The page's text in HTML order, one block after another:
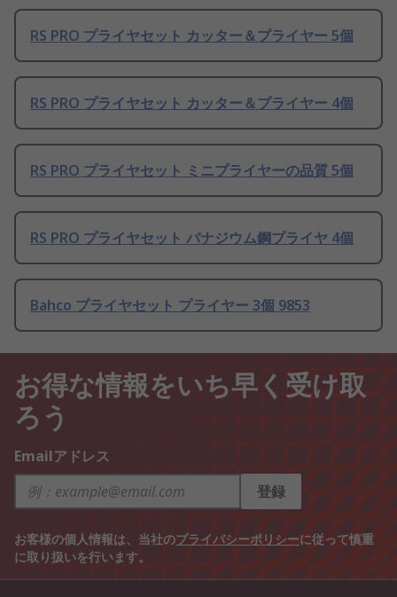
RS PRO プライヤセット カッター＆プライヤー 5個
RS PRO プライヤセット カッター＆プライヤー 4個
RS PRO プライヤセット ミニプライヤーの品質 5個
RS PRO プライヤセット バナジウム鋼プライヤ 4個
Bahco プライヤセット プライヤー 3個 9853
お得な情報をいち早く受け取
ろう
Emailアドレス
登録
お客様の個人情報は、当社のプライバシーポリシーに従って慎重
に取り扱いを行います。